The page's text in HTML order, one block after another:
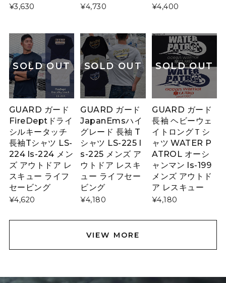
¥3,630 ¥4,730 ¥4,400
SOLD OUT
GUARD ガード
FireDeptドライ
シルキータッチ
長袖Tシャツ LS-
224 ls-224 メン
ズ アウトドア レ
スキュー ライフ
セービング
¥4,620
SOLD OUT
GUARD ガード
JapanEmsハイ
グレード 長袖 T
シャツ LS-225 l
s-225 メンズ ア
ウトドア レスキ
ュー ライフセー
ビング
¥4,180
SOLD OUT
GUARD ガード
長袖 ヘビーウェ
イトロングＴシ
ャツ WATER P
ATROL オーシ
ャンマン ls-199
メンズ アウトド
ア レスキュー
¥4,180
VIEW MORE